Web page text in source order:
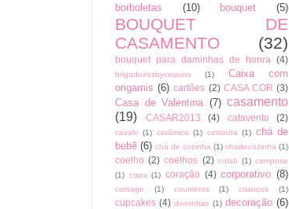
borboletas (10) bouquet (5)
BOUQUET DE
CASAMENTO
(32)
bouquet para daminhas de honra (4)
brigadeirosbycousins (1)
Caixa com
origamis (6) cartões (2) CASA COR (3)
Casa de Valentina (7) casamento
(19)
CASAR2013 (4) catavento (2)
cavalo (1) cerâmica (1) cestinha (1) chá de
bebê (6) chá de cozinha (1) chadecozinha (1)
coelho (2) coelhos (2) colab (1) compose
(1) copa (1) coração (4) corporativo (8)
corsage (1) courrieros (1) crianças (1)
cupcakes (4) daminhas (1) decoração (6)